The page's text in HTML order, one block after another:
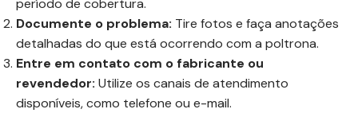
período de cobertura.
Documente o problema: Tire fotos e faça anotações
detalhadas do que está ocorrendo com a poltrona.
Entre em contato com o fabricante ou
revendedor: Utilize os canais de atendimento
disponíveis, como telefone ou e-mail.